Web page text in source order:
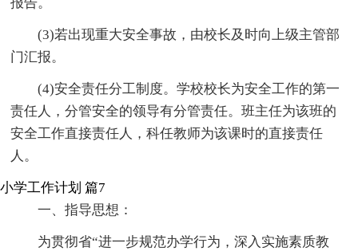
(3)若出现重大安全事故，由校长及时向上级主管部
门汇报。
(4)安全责任分工制度。学校校长为安全工作的第一
责任人，分管安全的领导有分管责任。班主任为该班的
安全工作直接责任人，科任教师为该课时的直接责任
人。
小学工作计划 篇7
一、指导思想：
为贯彻省“进一步规范办学行为，深入实施素质教